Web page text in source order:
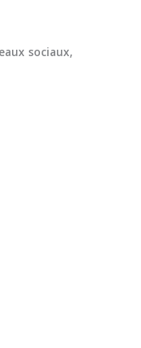
sociaux,